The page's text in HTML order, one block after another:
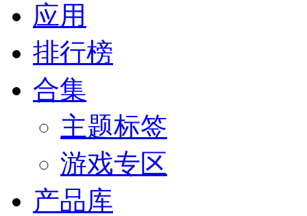
应用
排行榜
合集
主题标签
游戏专区
产品库